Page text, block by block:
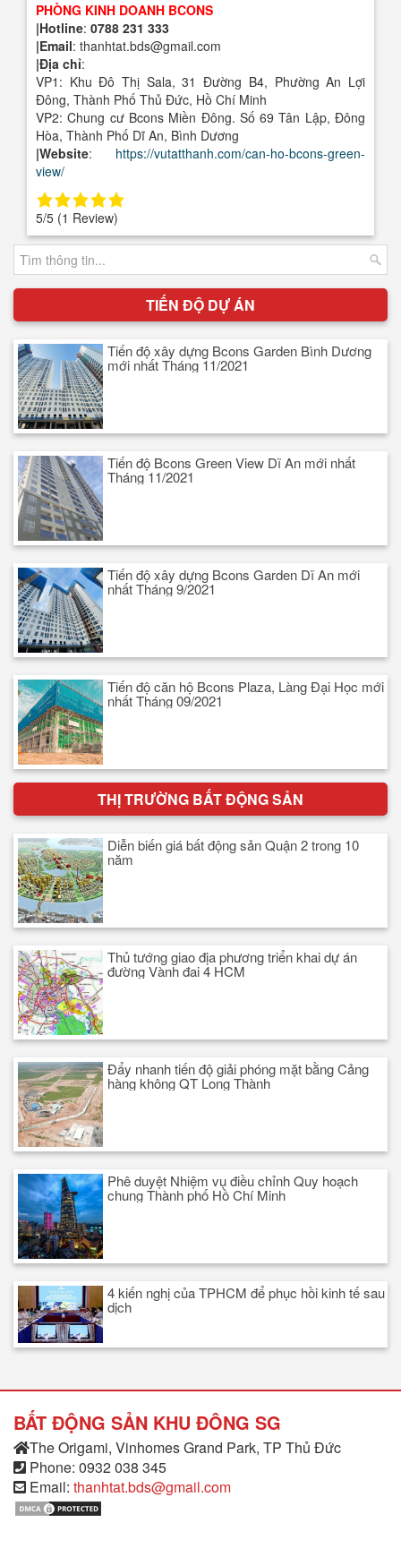
PHÒNG KINH DOANH BCONS
|Hotline: 0788 231 333
|Email: thanhtat.bds@gmail.com
|Địa chỉ:
VP1: Khu Đô Thị Sala, 31 Đường B4, Phường An Lợi
Đông, Thành Phố Thủ Đức, Hồ Chí Minh
VP2: Chung cư Bcons Miền Đông. Số 69 Tân Lập, Đông
Hòa, Thành Phố Dĩ An, Bình Dương
|Website: https://vutatthanh.com/can-ho-bcons-green-
view/
5/5 (1 Review)
TIẾN ĐỘ DỰ ÁN
Tiến độ xây dựng Bcons Garden Bình Dương
mới nhất Tháng 11/2021
Tiến độ Bcons Green View Dĩ An mới nhất
Tháng 11/2021
Tiến độ xây dựng Bcons Garden Dĩ An mới
nhất Tháng 9/2021
Tiến độ căn hộ Bcons Plaza, Làng Đại Học mới
nhất Tháng 09/2021
THỊ TRƯỜNG BẤT ĐỘNG SẢN
Diễn biến giá bất động sản Quận 2 trong 10
năm
Thủ tướng giao địa phương triển khai dự án
đường Vành đai 4 HCM
Đẩy nhanh tiến độ giải phóng mặt bằng Cảng
hàng không QT Long Thành
Phê duyệt Nhiệm vụ điều chỉnh Quy hoạch
chung Thành phố Hồ Chí Minh
4 kiến nghị của TPHCM để phục hồi kinh tế sau
dịch
BẤT ĐỘNG SẢN KHU ĐÔNG SG
The Origami, Vinhomes Grand Park, TP Thủ Đức
Phone: 0932 038 345
Email: thanhtat.bds@gmail.com